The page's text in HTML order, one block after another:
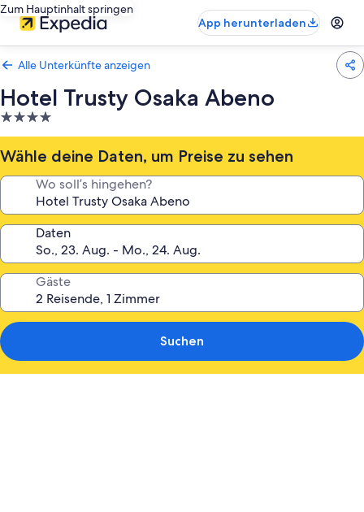
Zum Hauptinhalt springen
App herunterladen
Alle Unterkünfte anzeigen
Hotel Trusty Osaka Abeno
4.0-
Sterne-
Unterkunft
Wähle deine Daten, um Preise zu sehen
Wo soll’s hingehen?
Daten
Gäste
Suchen